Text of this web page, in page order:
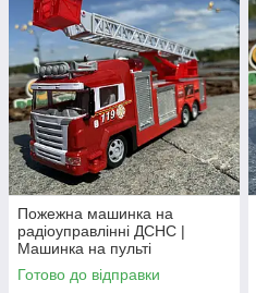
Пожежна машинка на
радіоуправлінні ДСНС |
Машинка на пульті
управління | Пожежна
машина на радіокеруванні
Готово до відправки